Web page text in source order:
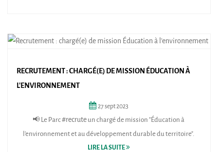
RECRUTEMENT : CHARGÉ(E) DE MISSION ÉDUCATION À
L'ENVIRONNEMENT
27sept2023
📢 Le Parc#recruteun chargé de mission "Éducation à
l'environnement et au développement durable du territoire".
LIRE LA SUITE